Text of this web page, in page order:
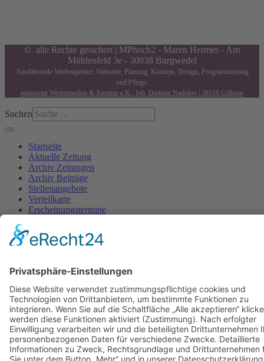
© alle Rechte gesichert | MPhoch2 - Maren Hermes - Am
Mühlenfeld 3e - 30938 Burgwedel
Ausführende Werbeagentur; Webseite, Planung, Konzept, Design, Programmierung
und Pflege:
regioprint Werbemedien & Agentur e.K., Inh. Dietmar Nadolny | 38518 Gifhorn
Suchen
Startseite
Aktuelle Zeitung
Archiv Zeitungen
Archiv Beiträge
Stellenangebote
Verteilkarte
Erscheinungstermine
Kontakt
Impressum